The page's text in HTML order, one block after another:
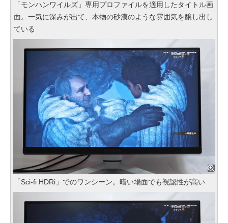
「モンハンワイルズ」専用プロファイルを適用したタイトル画
面。一気に深みが出て、本物の砂漠のような雰囲気を醸し出し
ている
「Sci-fi HDRi」でのワンシーン。暗い場面でも視認性が高い